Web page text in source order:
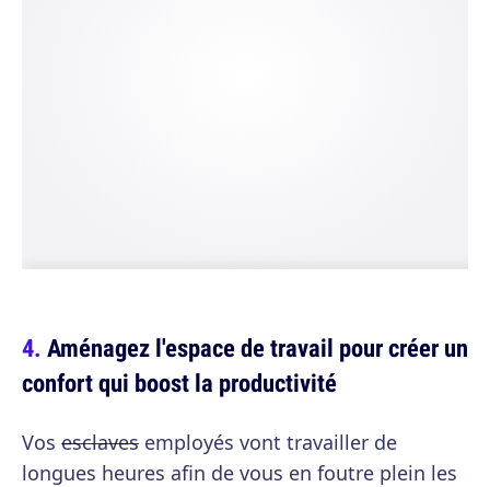
Aménagez l'espace de travail pour créer un
confort qui boost la productivité
Vos esclaves employés vont travailler de
longues heures afin de vous en foutre plein les